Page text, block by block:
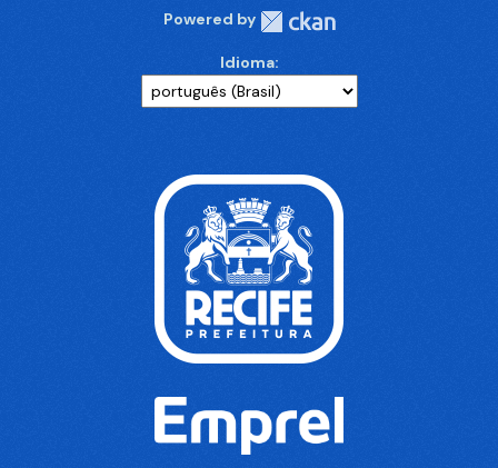
Powered by
Idioma